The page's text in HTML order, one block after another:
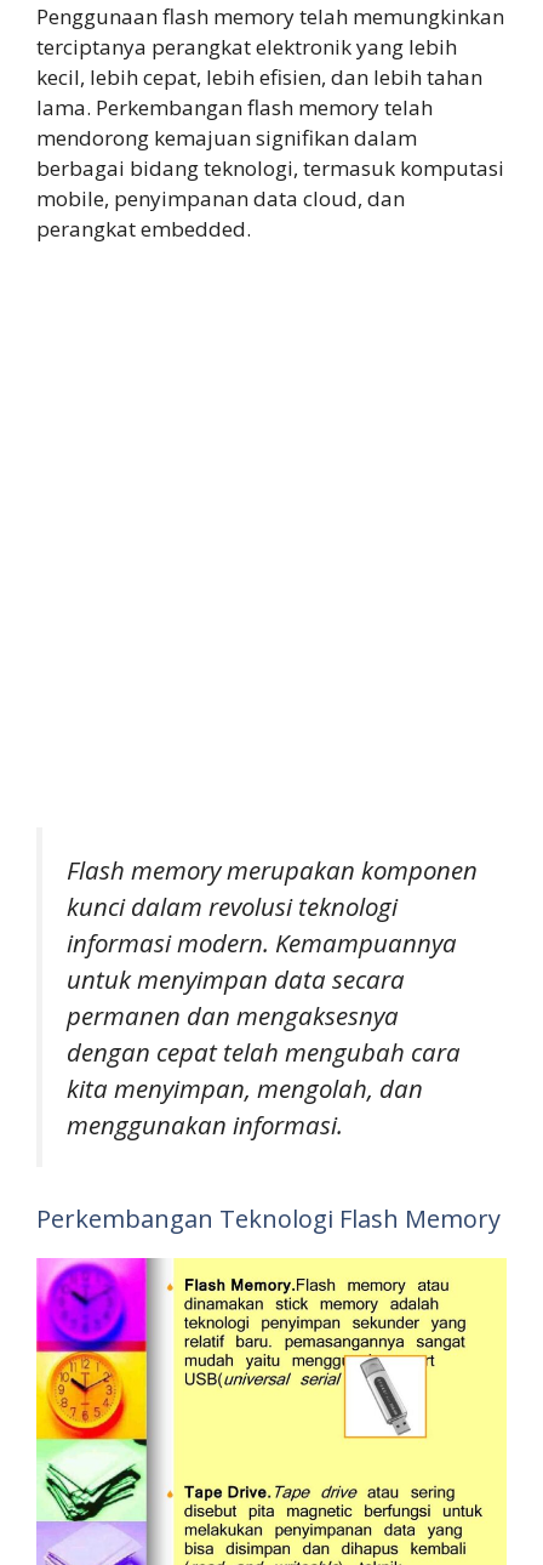
Penggunaan flash memory telah memungkinkan
terciptanya perangkat elektronik yang lebih
kecil, lebih cepat, lebih efisien, dan lebih tahan
lama. Perkembangan flash memory telah
mendorong kemajuan signifikan dalam
berbagai bidang teknologi, termasuk komputasi
mobile, penyimpanan data cloud, dan
perangkat embedded.
Flash memory merupakan komponen
kunci dalam revolusi teknologi
informasi modern. Kemampuannya
untuk menyimpan data secara
permanen dan mengaksesnya
dengan cepat telah mengubah cara
kita menyimpan, mengolah, dan
menggunakan informasi.
Perkembangan Teknologi Flash Memory